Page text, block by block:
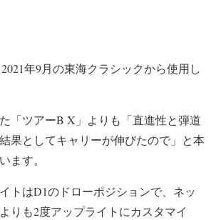
年9月の東海クラシックから使用し
「ツアーB X」よりも「直進性と弾道
果としてキャリーが伸びたので」と本
ます。
トはD1のドローポジションで、ネッ
りも2度アップライトにカスタマイ